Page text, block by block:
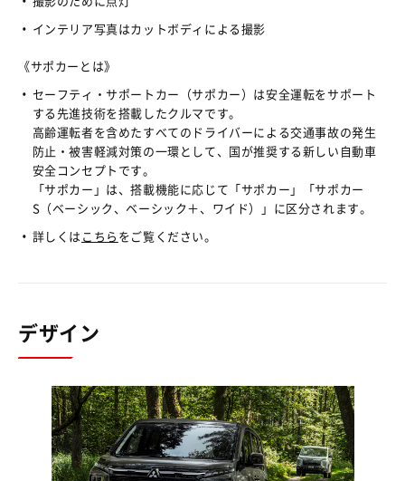
インテリア写真はカットボディによる撮影
《サポカーとは》
セーフティ・サポートカー（サポカー）は安全運転をサポート
する先進技術を搭載したクルマです。
高齢運転者を含めたすべてのドライバーによる交通事故の発生
防止・被害軽減対策の一環として、国が推奨する新しい自動車
安全コンセプトです。
「サポカー」は、搭載機能に応じて「サポカー」「サポカー
S（ベーシック、ベーシック＋、ワイド）」に区分されます。
詳しくは こちら をご覧ください。
デザイン